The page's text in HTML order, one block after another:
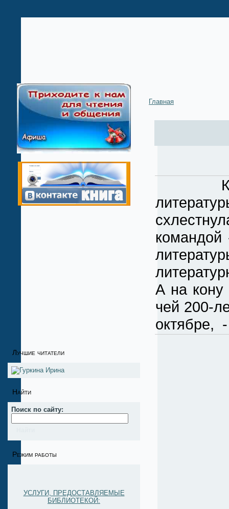
Лучшие читатели
Найти
Поиск по сайту:
Режим работы
УСЛУГИ, ПРЕДОСТАВЛЯЕМЫЕ
БИБЛИОТЕКОЙ:
Главная
А на кону
чей 200-
октябре,